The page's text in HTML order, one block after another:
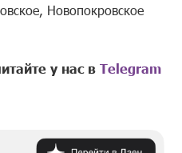
Новопокровское
у нас вTelegram